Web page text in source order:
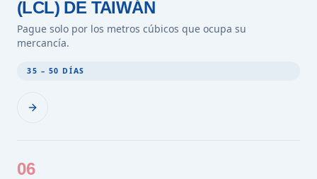
(LCL) DE TAIWÁN
Pague solo por los metros cúbicos que ocupa su
mercancía.
35 – 50 DÍAS
06